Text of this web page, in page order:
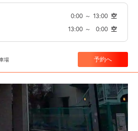
0:00 ～ 13:00 空
13:00 ～ 0:00 空
場 予約へ